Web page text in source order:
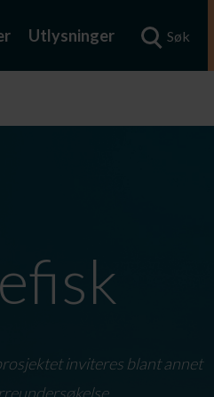
Utlysninger Søk
inviteres blant annet